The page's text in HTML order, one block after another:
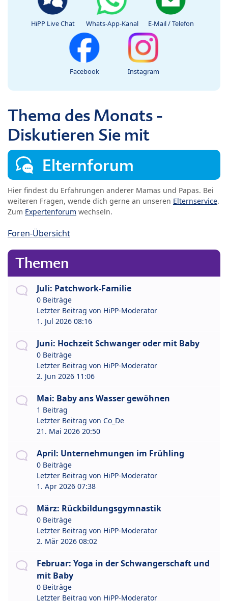
HiPP Live Chat Whats-App-Kanal E-Mail / Telefon
Facebook Instagram
Thema des Monats -
Diskutieren Sie mit
Elternforum
Hier findest du Erfahrungen anderer Mamas und Papas. Bei
weiteren Fragen, wende dich gerne an unseren Elternservice.
Zum Expertenforum wechseln.
Foren-Übersicht
Themen
Juli: Patchwork-Familie
0 Beiträge
Letzter Beitrag von HiPP-Moderator
1. Jul 2026 08:16
Juni: Hochzeit Schwanger oder mit Baby
0 Beiträge
Letzter Beitrag von HiPP-Moderator
2. Jun 2026 11:06
Mai: Baby ans Wasser gewöhnen
1 Beitrag
Letzter Beitrag von Co_De
21. Mai 2026 20:50
April: Unternehmungen im Frühling
0 Beiträge
Letzter Beitrag von HiPP-Moderator
1. Apr 2026 07:38
März: Rückbildungsgymnastik
0 Beiträge
Letzter Beitrag von HiPP-Moderator
2. Mär 2026 08:02
Februar: Yoga in der Schwangerschaft und
mit Baby
0 Beiträge
Letzter Beitrag von HiPP-Moderator